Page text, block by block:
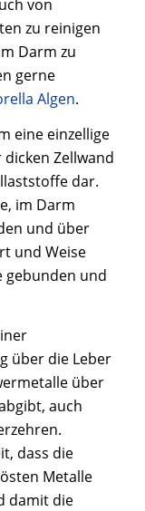
von
zu reinigen
Darm zu
gerne
Algen.
eine einzellige
Zellwand
dar.
im Darm
und über
und Weise
gebunden und
über die Leber
über
auch
dass die
Metalle
damit die